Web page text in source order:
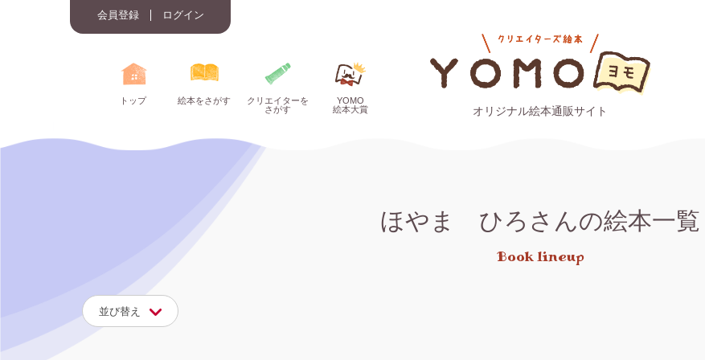
会員登録 ログイン
トップ 絵本をさがす
クリエイターを
さがす
YOMO
絵本大賞
オリジナル絵本通販サイト
ほやま ひろさんの絵本一覧
Book lineup
並び替え